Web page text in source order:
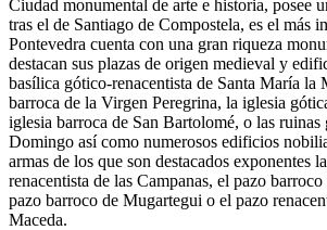
Ciudad monumental​​​ de arte e historia,​​ posee
tras el de Santiago de Compostela, es el más
Pontevedra cuenta con una gran riqueza
destacan sus plazas de origen medieval​​ y
basílica gótico-renacentista de Santa María la
barroca de la Virgen Peregrina, la iglesia
iglesia barroca de San Bartolomé, o las ruinas
Domingo así como numerosos edificios
armas de los que son destacados exponentes
renacentista de las Campanas, el pazo
pazo barroco de Mugartegui o el pazo
Maceda.​